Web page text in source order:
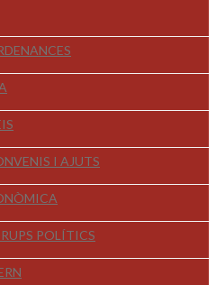
I AJUTS
POLÍTICS